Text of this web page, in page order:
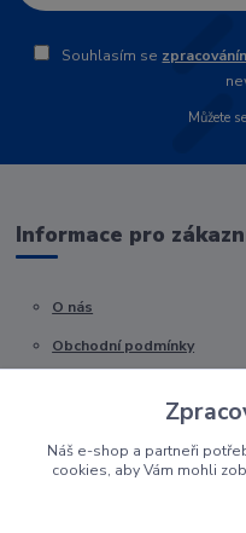
Souhlasím se
Můžete
Informace pro
O nás
Obchodní podmínky
Náš e-shop a partneři
cookies, aby Vám mohli